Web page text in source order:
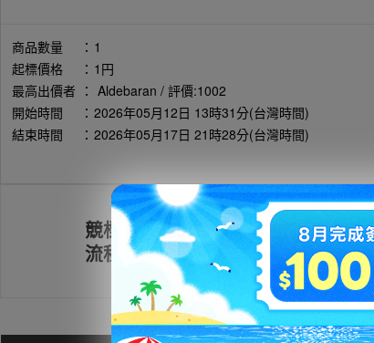
商品數量 ： 1
起標價格
： 1円
最高出價者 ： Aldebaran / 評價:1002
開始時間
： 2026年05月12日 13時31分(台灣時間)
結束時間
： 2026年05月17日 21時28分(台灣時間)
競標
流程
註冊會員